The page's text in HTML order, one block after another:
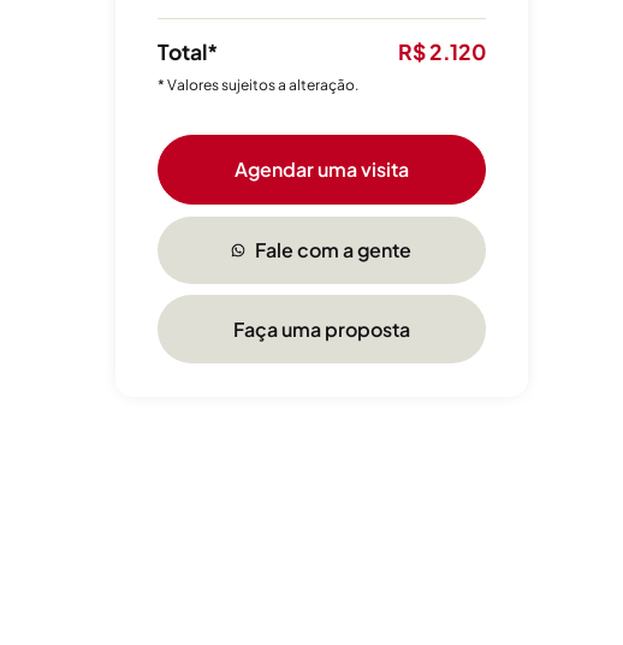
Total* R$ 2.120
* Valores sujeitos a alteração.
Agendar uma visita
Fale com a gente
Faça uma proposta